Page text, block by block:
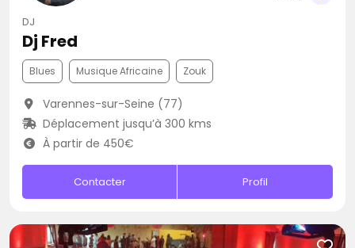
DJ
Dj Fred
Blues Musique Africaine Zouk
Varennes-sur-Seine (77)
Déplacement jusqu’à 300 kms
À partir de 450€
Contacter Profil